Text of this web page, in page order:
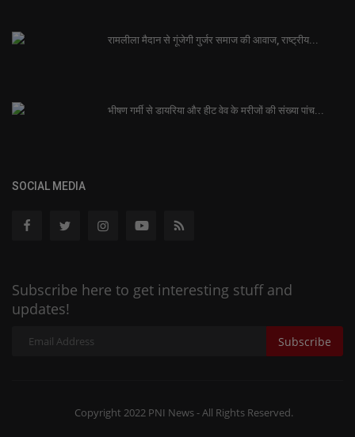
रामलीला मैदान से गूंजेगी गुर्जर समाज की आवाज, राष्ट्रीय...
भीषण गर्मी से डायरिया और हीट वेव के मरीजों की संख्या पांच...
SOCIAL MEDIA
Subscribe here to get interesting stuff and
updates!
Subscribe
Copyright 2022 PNI News - All Rights Reserved.